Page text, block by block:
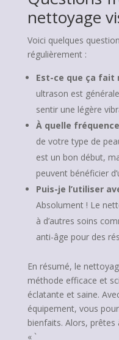
nettoyage
Voici quelques
régulièrement :
Est-ce que ça fait
ultrason est
sentir une légère
À quelle
de votre type de
est un bon début,
peuvent bénéficier
Puis-je l’utiliser
Absolument ! Le
à d’autres soins
anti-âge pour des
En résumé, le
méthode efficace et
éclatante et saine.
équipement, vous
bienfaits. Alors,
« `